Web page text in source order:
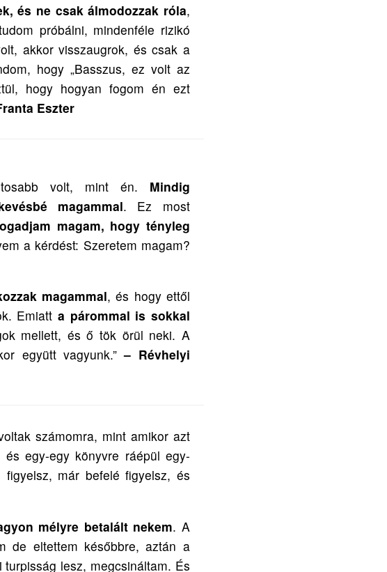
és ne csak álmodozzak róla,
próbálni, mindenféle rizikó
akkor visszaugrok, és csak a
hogy „Basszus, ez volt az
hogy hogyan fogom én ezt
Eszter
volt, mint én. Mindig
magammal. Ez most
magam, hogy tényleg
a kérdést: Szeretem magam?
magammal, és hogy ettől
Emiatt a párommal is sokkal
mellett, és ő tök örül neki. A
együtt vagyunk.”– Révhelyi
számomra, mint amikor azt
egy-egy könyvre ráépül egy-
már befelé figyelsz, és
mélyre betalált nekem. A
de eltettem későbbre, aztán a
lesz, megcsináltam. És